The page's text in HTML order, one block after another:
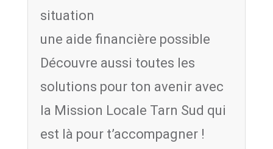
situation
une aide financière possible
Découvre aussi toutes les
solutions pour ton avenir avec
la Mission Locale Tarn Sud qui
est là pour t’accompagner !